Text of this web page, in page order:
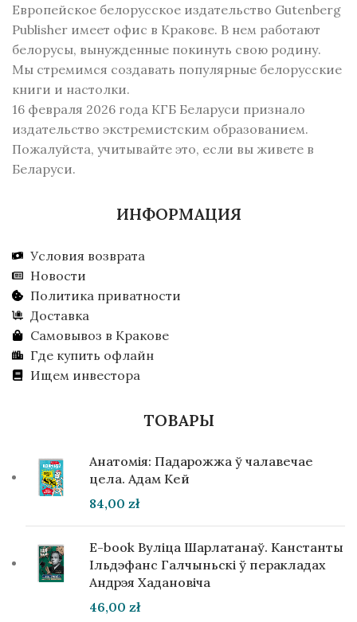
Европейское белорусское издательство Gutenberg
Publisher имеет офис в Кракове. В нем работают
белорусы, вынужденные покинуть свою родину.
Мы стремимся создавать популярные белорусские
книги и настолки.
16 февраля 2026 года КГБ Беларуси признало
издательство экстремистским образованием.
Пожалуйста, учитывайте это, если вы живете в
Беларуси.
ИНФОРМАЦИЯ
Условия возврата
Новости
Политика приватности
Доставка
Самовывоз в Кракове
Где купить офлайн
Ищем инвестора
ТОВАРЫ
Анатомія: Падарожжа ў чалавечае
цела. Адам Кей
84,00 zł
E-book Вуліца Шарлатанаў. Канстанты
Ільдэфанс Галчыньскі ў перакладах
Андрэя Хадановіча
46,00 zł